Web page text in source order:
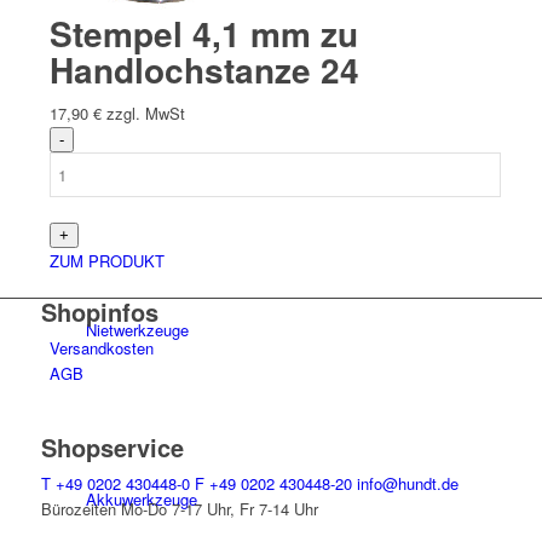
Hand­werk­zeuge
Niet­werk­zeuge
Akkuwerkzeuge
Stempel 4,1 mm zu
Handlochstanze 24
17,90 € zzgl. MwSt
ZUM PRODUKT
Shopinfos
Versandkosten
AGB
Shopservice
T +49 0202 430448-0 F +49 0202 430448-20 info@hundt.de
Bürozeiten Mo-Do 7-17 Uhr, Fr 7-14 Uhr